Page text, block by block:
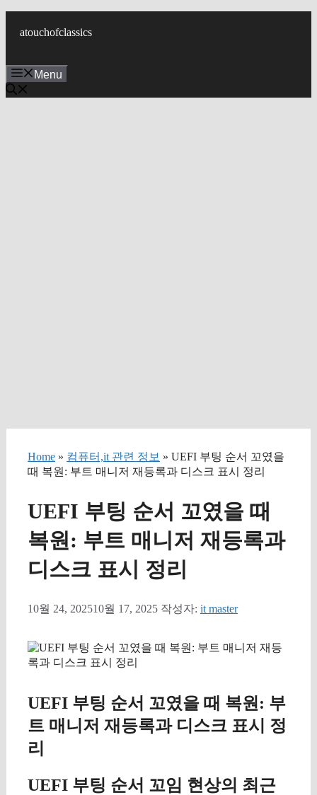
건
너
atouchofclassics
Menu
Home » 컴퓨터,it 관련 정보 » UEFI 부팅 순서 꼬였을
때 복원: 부트 매니저 재등록과 디스크 표시 정리
UEFI 부팅 순서 꼬였을 때
복원: 부트 매니저 재등록과
디스크 표시 정리
10월 24, 202510월 17, 2025 작성자: it master
UEFI 부팅 순서 꼬였을 때 복원: 부
트 매니저 재등록과 디스크 표시 정
리
UEFI 부팅 순서 꼬임 현상의 최근